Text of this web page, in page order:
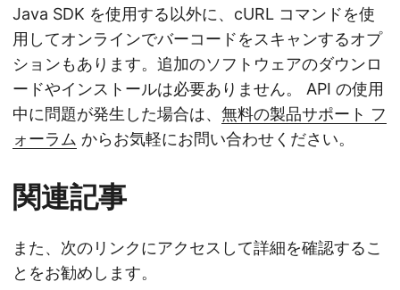
Java SDK を使用する以外に、cURL コマンドを使
用してオンラインでバーコードをスキャンするオプ
ションもあります。追加のソフトウェアのダウンロ
ードやインストールは必要ありません。 API の使用
中に問題が発生した場合は、 無料の製品サポート フ
ォーラム からお気軽にお問い合わせください。
関連記事
また、次のリンクにアクセスして詳細を確認するこ
とをお勧めします。